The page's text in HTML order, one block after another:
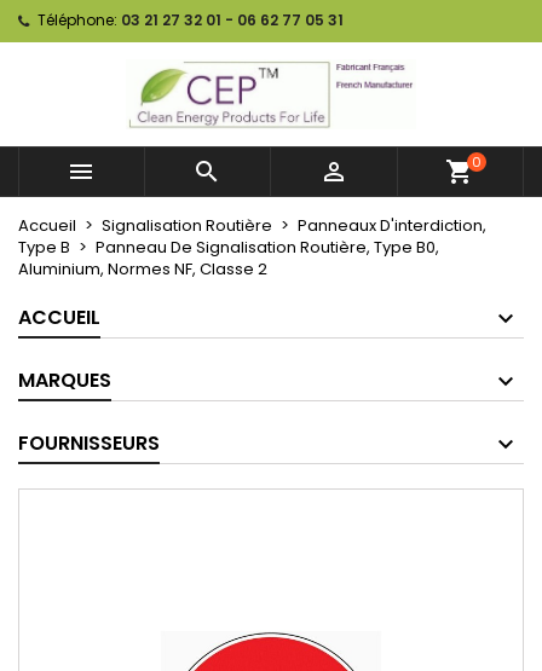
Téléphone: 03 21 27 32 01 - 06 62 77 05 31
   shopping_cart0
Accueil Signalisation Routière
Panneaux D'interdiction,
Type B
Panneau De Signalisation Routière, Type B0,
Aluminium, Normes NF, Classe 2
ACCUEIL
MARQUES
FOURNISSEURS